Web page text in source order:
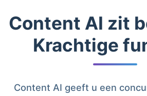
Content AI zit
Krachtige
Content AI geeft u een